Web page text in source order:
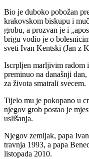
Bio je duboko pobožan
krakovskom biskupu i
grobu, a prozvan je i
brigu vodio je o
sveti Ivan Kentski (Jan z
Iscrpljen marljivim radom
preminuo na današnji
za života smatrali svecem.
Tijelo mu je pokopano u
njegov grob postao je
uslišanja.
Njegov zemljak, papa
travnja 1993, a papa
listopada 2010.